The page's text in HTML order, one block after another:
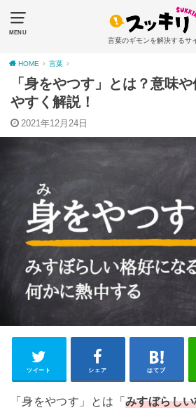
MENU
言葉のギモンを解決するサ
HOME 言葉
「身をやつす」とは？意味
やすく解説！
2021年12月24日
ツイート シェア はてブ
「身をやつす」とは「みすぼらし